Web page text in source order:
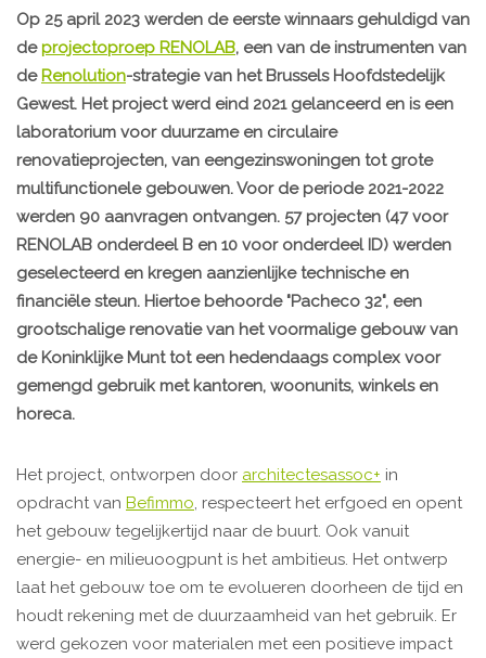
Op 25 april 2023 werden de eerste winnaars gehuldigd van
deprojectoproep RENOLAB, een van de instrumenten van
de Renolution-strategie van het Brussels Hoofdstedelijk
Gewest. Het project werd eind 2021 gelanceerd en is een
laboratorium voor duurzame en circulaire
renovatieprojecten, van eengezinswoningen tot grote
multifunctionele gebouwen. Voor de periode 2021-2022
werden 90 aanvragen ontvangen. 57 projecten (47 voor
RENOLAB onderdeel B en 10 voor onderdeel ID) werden
geselecteerd en kregen aanzienlijke technische en
financiële steun. Hiertoe behoorde "Pacheco 32", een
grootschalige renovatie van het voormalige gebouw van
de Koninklijke Munt tot een hedendaags complex voor
gemengd gebruik met kantoren, woonunits, winkels en
horeca.
Het project, ontworpen door architectesassoc+ in
opdracht van Befimmo, respecteert het erfgoed en opent
het gebouw tegelijkertijd naar de buurt. Ook vanuit
energie- en milieuoogpunt is het ambitieus. Het ontwerp
laat het gebouw toe om te evolueren doorheen de tijd en
houdt rekening met de duurzaamheid van het gebruik. Er
werd gekozen voor materialen met een positieve impact